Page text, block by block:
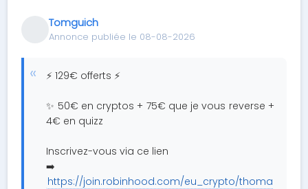
Tomguich
Annonce publiée le 08-08-2026
⚡️ 129€ offerts ⚡️
✨ 50€ en cryptos + 75€ que je vous reverse +
4€ en quizz
Inscrivez-vous via ce lien
➡️
https://join.robinhood.com/eu_crypto/thoma